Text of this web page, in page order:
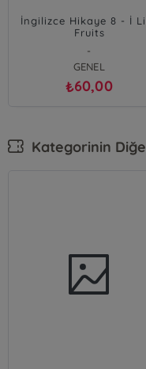
İngilizce Hikaye 8 - İ
Fruits
-
GENEL
₺60,00
Kategorinin